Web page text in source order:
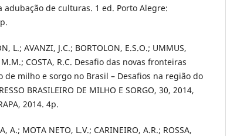
adubação de culturas. 1 ed. Porto Alegre:
L.; AVANZI, J.C.; BORTOLON, E.S.O.; UMMUS,
M.M.; COSTA, R.C. Desafio das novas fronteiras
de milho e sorgo no Brasil – Desafios na região do
BRASILEIRO DE MILHO E SORGO, 30, 2014,
2014. 4p.
A.; MOTA NETO, L.V.; CARINEIRO, A.R.; ROSSA,